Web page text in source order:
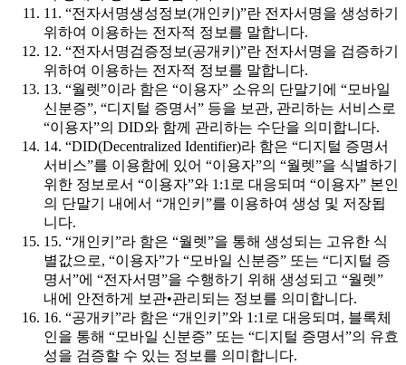
11. “전자서명생성정보(개인키)”란 전자서명을 생성하기
위하여 이용하는 전자적 정보를 말합니다.
12. “전자서명검증정보(공개키)”란 전자서명을 검증하기
위하여 이용하는 전자적 정보를 말합니다.
13. “월렛”이라 함은 “이용자” 소유의 단말기에 “모바일
신분증”, “디지털 증명서” 등을 보관, 관리하는 서비스로
“이용자”의 DID와 함께 관리하는 수단을 의미합니다.
14. “DID(Decentralized Identifier)라 함은 “디지털 증명서
서비스”를 이용함에 있어 “이용자”의 “월렛”을 식별하기
위한 정보로서 “이용자”와 1:1로 대응되며 “이용자” 본인
의 단말기 내에서 “개인키”를 이용하여 생성 및 저장됩
니다.
15. “개인키”라 함은 “월렛”을 통해 생성되는 고유한 식
별값으로, “이용자”가 “모바일 신분증” 또는 “디지털 증
명서”에 “전자서명”을 수행하기 위해 생성되고 “월렛”
내에 안전하게 보관•관리되는 정보를 의미합니다.
16. “공개키”라 함은 “개인키”와 1:1로 대응되며, 블록체
인을 통해 “모바일 신분증” 또는 “디지털 증명서”의 유효
성을 검증할 수 있는 정보를 의미합니다.